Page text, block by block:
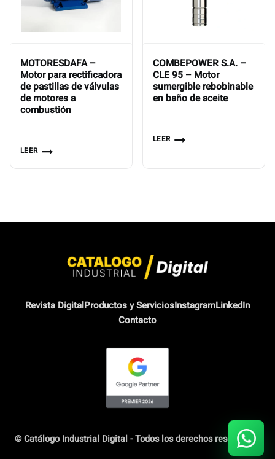
MOTORESDAFA –
Motor para rectificadora
de pastillas de válvulas
de motores a
combustión
LEER
COMBEPOWER S.A. –
CLE 95 – Motor
sumergible rebobinable
en baño de aceite
LEER
Revista DigitalProductos y ServiciosInstagramLinkedIn
Contacto
© Catálogo Industrial Digital - Todos los derechos reservados.